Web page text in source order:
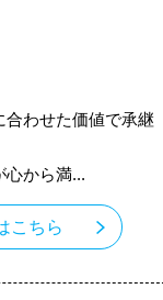
合わせた価値で承継
心から満...
こちら